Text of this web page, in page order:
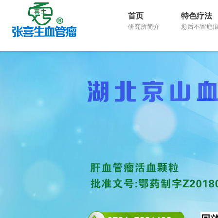
首页
研究所简介
特色疗法
愈后不留疤